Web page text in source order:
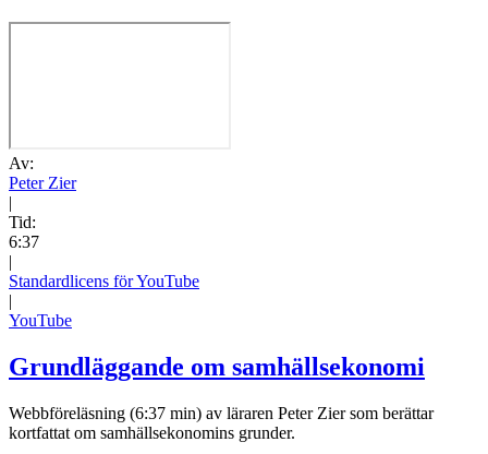
Av:
Peter Zier
|
Tid:
6:37
|
Standardlicens för YouTube
|
YouTube
Grundläggande om samhällsekonomi
Webbföreläsning (6:37 min) av läraren Peter Zier som berättar
kortfattat om samhällsekonomins grunder.